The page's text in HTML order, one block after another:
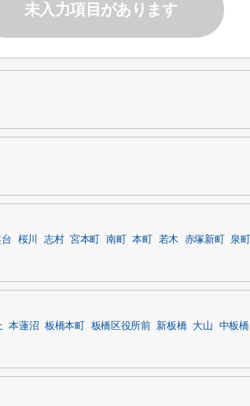
未入力項目があります
桜川 志村 宮本町 南町 本町 若木 赤塚新町 泉町
本蓮沼 板橋本町 板橋区役所前 新板橋 大山 中板橋